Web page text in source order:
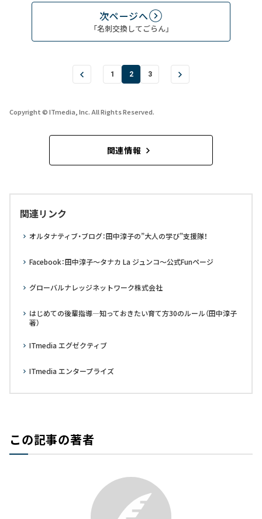
次ページへ
「名刺交換してごらん」
1 2 3
Copyright © ITmedia, Inc. All Rights Reserved.
関連情報
関連リンク
オルタナティブ・ブログ：田中淳子の”大人の学び”支援隊！
Facebook：田中淳子～タナカ La ジュンコ～公式Funページ
グローバルナレッジネットワーク株式会社
はじめての後輩指導―知っておきたい育て方30のルール（田中淳子
著）
ITmedia エグゼクティブ
ITmedia エンタープライズ
この記事の著者